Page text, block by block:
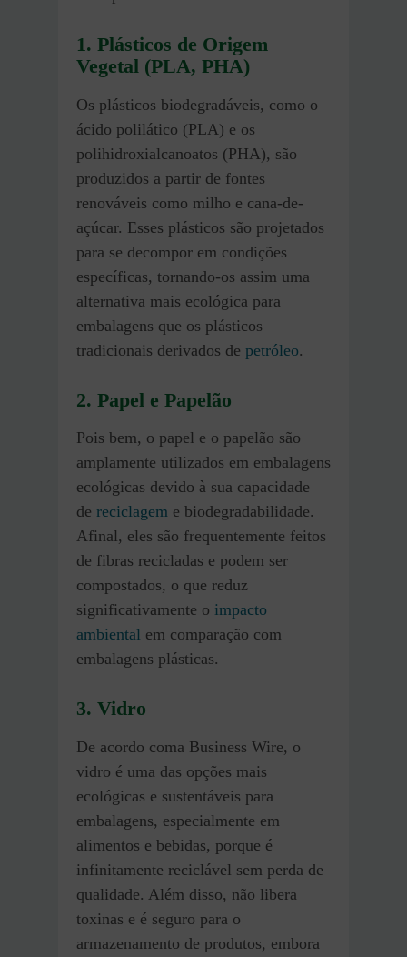
1. Plásticos de Origem
Vegetal (PLA, PHA)
Os plásticos biodegradáveis, como o
ácido polilático (PLA) e os
polihidroxialcanoatos (PHA), são
produzidos a partir de fontes
renováveis como milho e cana-de-
açúcar. Esses plásticos são projetados
para se decompor em condições
específicas, tornando-os assim uma
alternativa mais ecológica para
embalagens que os plásticos
tradicionais derivados de petróleo.
2. Papel e Papelão
Pois bem, o papel e o papelão são
amplamente utilizados em embalagens
ecológicas devido à sua capacidade
de reciclagem e biodegradabilidade.
Afinal, eles são frequentemente feitos
de fibras recicladas e podem ser
compostados, o que reduz
significativamente o impacto
ambiental em comparação com
embalagens plásticas​.
3. Vidro
De acordo coma Business Wire, o
vidro é uma das opções mais
ecológicas e sustentáveis para
embalagens, especialmente em
alimentos e bebidas, porque é
infinitamente reciclável sem perda de
qualidade. Além disso, não libera
toxinas e é seguro para o
armazenamento de produtos, embora